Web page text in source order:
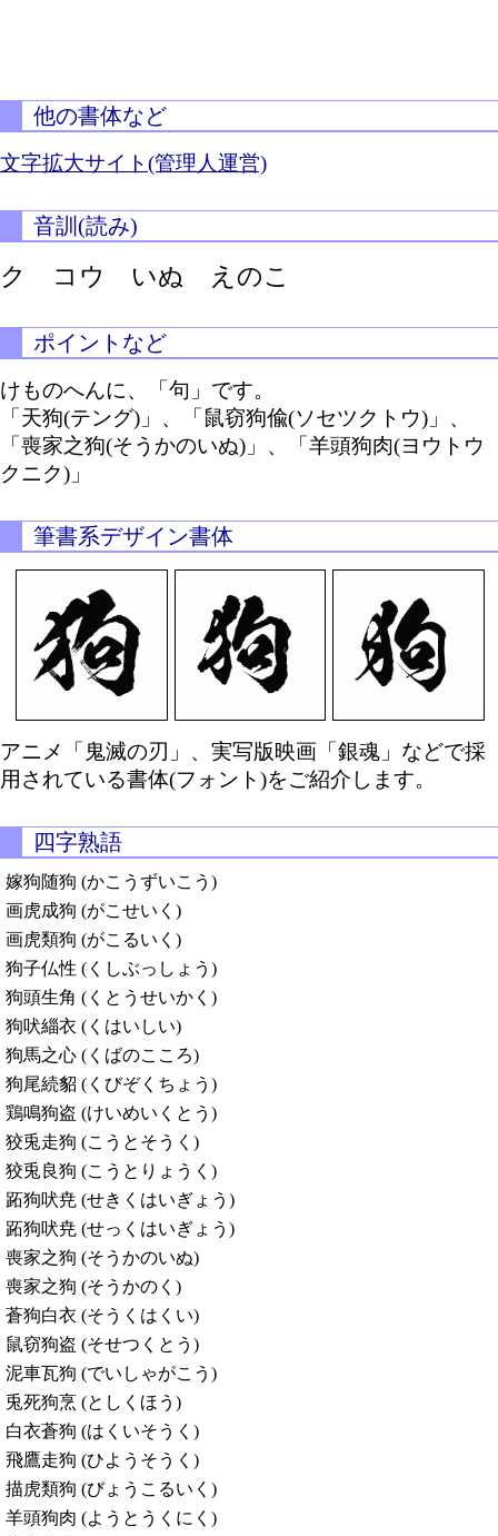
他の書体など
文字拡大サイト(管理人運営)
音訓(読み)
ク コウ いぬ えのこ
ポイントなど
けものへんに、「句」です。
「天狗(テング)」、「鼠窃狗偸(ソセツクトウ)」、
「喪家之狗(そうかのいぬ)」、「羊頭狗肉(ヨウトウ
クニク)」
筆書系デザイン書体
アニメ「鬼滅の刃」、実写版映画「銀魂」などで採
用されている書体(フォント)をご紹介します。
四字熟語
嫁狗随狗 (かこうずいこう)
画虎成狗 (がこせいく)
画虎類狗 (がこるいく)
狗子仏性 (くしぶっしょう)
狗頭生角 (くとうせいかく)
狗吠緇衣 (くはいしい)
狗馬之心 (くばのこころ)
狗尾続貂 (くびぞくちょう)
鶏鳴狗盗 (けいめいくとう)
狡兎走狗 (こうとそうく)
狡兎良狗 (こうとりょうく)
跖狗吠尭 (せきくはいぎょう)
跖狗吠尭 (せっくはいぎょう)
喪家之狗 (そうかのいぬ)
喪家之狗 (そうかのく)
蒼狗白衣 (そうくはくい)
鼠窃狗盗 (そせつくとう)
泥車瓦狗 (でいしゃがこう)
兎死狗烹 (としくほう)
白衣蒼狗 (はくいそうく)
飛鷹走狗 (ひようそうく)
描虎類狗 (びょうこるいく)
羊頭狗肉 (ようとうくにく)